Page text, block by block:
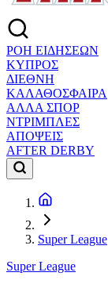
ΡΟΗ ΕΙΔΗΣΕΩΝ
ΚΥΠΡΟΣ
ΔΙΕΘΝΗ
ΚΑΛΑΘΟΣΦΑΙΡΑ
ΑΛΛΑ ΣΠΟΡ
ΝΤΡΙΜΠΛΕΣ
ΑΠΟΨΕΙΣ
AFTER DERBY
Super League
Super League